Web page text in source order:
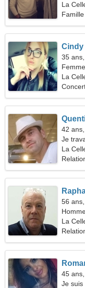
La
Famille
Cindy
35
La
42
Je
d'une
La
56
51
La
45
Je